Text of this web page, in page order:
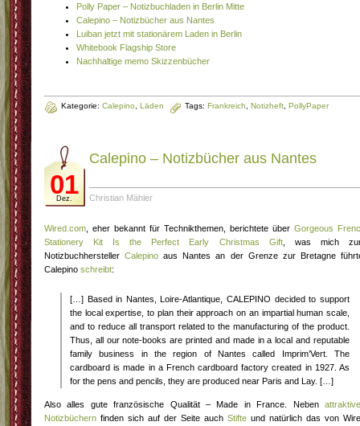
Polly Paper – Notizbuchladen in Berlin Mitte
Calepino – Notizbücher aus Nantes
Luiban jetzt mit stationärem Laden in Berlin
Whitebook Flagship Store
Nachhaltige memo Skizzenbücher
Kategorie: Calepino Läden Tags: Frankreich Notizheft PollyPaper
01
Dez.
Calepino – Notizbücher aus Nantes
Christian Mähler
Wired.com , eher bekannt für Technikthemen, berichtete über Gorgeous
Stationery Kit Is the Perfect Early Christmas Gift, was mich
NotizbuchherstellerCalepino aus Nantes an der Grenze zur Bretagne
Calepino schreibt:
[…] Based in Nantes, Loire-Atlantique, CALEPINO decided to support
the local expertise, to plan their approach on an impartial human scale,
and to reduce all transport related to the manufacturing of the product.
Thus, all our note-books are printed and made in a local and reputable
family business in the region of Nantes called Imprim’Vert. The
cardboard is made in a French cardboard factory created in 1927. As
for the pens and pencils, they are produced near Paris and Lay. […]
Also alles gute französische Qualität – Made in France. Neben
Notizbüchern finden sich auf der Seite auch Stifte und natürlich das von